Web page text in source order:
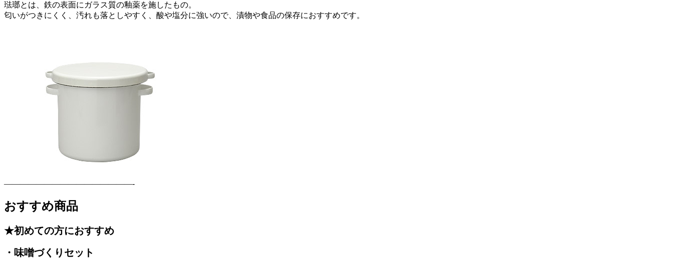
琺瑯とは、鉄の表面にガラス質の釉薬を施したもの。
匂いがつきにくく、汚れも落としやすく、酸や塩分に強いので、漬物や食品の保存におすすめです。
————————————————-
おすすめ商品
★初めての方におすすめ
・味噌づくりセット